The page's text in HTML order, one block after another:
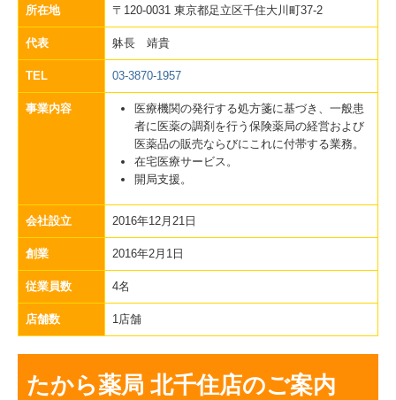
所在地 〒120-0031 東京都足立区千住大川町37-2
代表 躰長 靖貴
TEL 03-3870-1957
事業内容
医療機関の発行する処方箋に基づき、一般患
者に医薬の調剤を行う保険薬局の経営および
医薬品の販売ならびにこれに付帯する業務。
在宅医療サービス。
開局支援。
会社設立 2016年12月21日
創業 2016年2月1日
従業員数 4名
店舗数 1店舗
たから薬局 北千住店のご案内